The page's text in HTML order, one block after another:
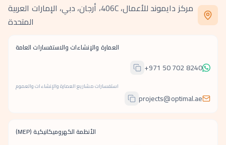
مركز دايموند للأعمال، 406C، أرجان، دبي، الإمارات العربية
المتحدة
العمارة والإنشاءات والاستفسارات العامة
+971 50 702 8240
استفسارات مشاريع العمارة والإنشاءات والعموم
projects@optimal.ae
الأنظمة الكهروميكانيكية (MEP)